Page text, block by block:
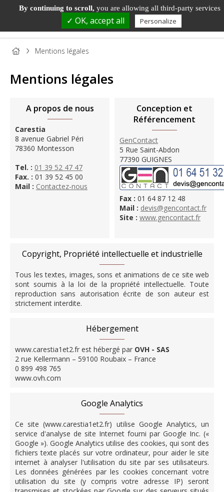
BOIS
DÉCORATIF
PARQUET
ET SOL
STRATIFIÉ
BOIS DE
MENUISERIE
ET
Mentions légales
Mentions légales
A propos de nous
Carestia
8 avenue Gabriel Péri
78360 Montesson
Tel. : 01 39 52 47 47
Fax. : 01 39 52 45 00
Mail : Contactez-nous
Conception et
Référencement
GenContact
5 Rue Saint-Abdon
77390 GUIGNES
Fax : 01 64 87 12 48
Mail : devis@gencontact.fr
Site : www.gencontact.fr
Copyright, Propriété intellectuelle et industrielle
Tous les textes, images, sons et animations de ce site web
sont soumis à la loi de la propriété intellectuelle. Toute
reproduction sans autorisation écrite de son auteur est
strictement interdite.
Hébergement
www.carestia1et2.fr est hébergé par OVH - SAS
2 rue Kellermann – 59100 Roubaix – France
0 899 498 765
www.ovh.com
Google Analytics
Ce site (www.carestia1et2.fr) utilise Google Analytics, un
service d'analyse de site Internet fourni par Google Inc. («
Google »). Google Analytics utilise des cookies, qui sont des
fichiers texte placés sur votre ordinateur, pour aider le site
internet à analyser l'utilisation du site par ses utilisateurs.
Les données générées par les cookies concernant votre
utilisation du site (y compris votre adresse IP) seront
By continuing to scroll, you are allowing all third-party services
✓ OK, accept all Personalize